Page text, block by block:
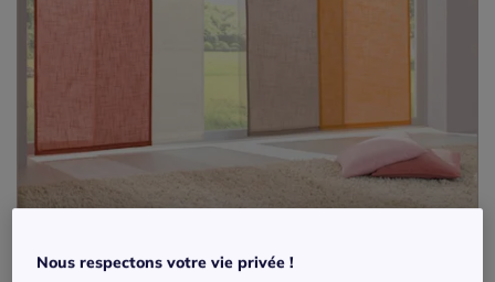
Panneau-rideaux
Nous respectons votre vie privée !